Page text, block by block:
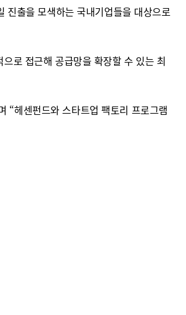
진출을 모색하는 국내기업들을 대상으로
로 접근해 공급망을 확장할 수 있는 최
“헤센펀드와 스타트업 팩토리 프로그램